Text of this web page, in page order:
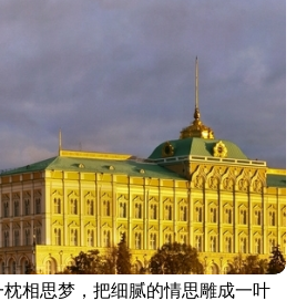
相思梦，把细腻的情思雕成一叶